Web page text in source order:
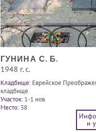
ГУНИНА С. Б.
1948 г. с.
Кладбище: Еврейское
кладбище
Участок: 1-1 нов.
Место: 38
и